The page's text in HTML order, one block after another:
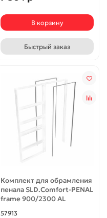
В корзину
Быстрый заказ
Комплект для обрамления
пенала SLD.Comfort-PENAL
frame 900/2300 AL
57913